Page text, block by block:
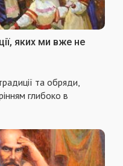
яких ми вже не
та обряди,
глибоко в